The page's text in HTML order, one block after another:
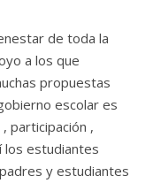
de toda la
a los que
propuestas
escolar es
participación ,
los estudiantes
y estudiantes